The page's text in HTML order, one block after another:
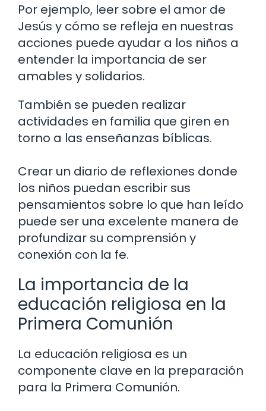
Por ejemplo, leer sobre el amor de
Jesús y cómo se refleja en nuestras
acciones puede ayudar a los niños a
entender la importancia de ser
amables y solidarios.
También se pueden realizar
actividades en familia que giren en
torno a las enseñanzas bíblicas.
Crear un diario de reflexiones donde
los niños puedan escribir sus
pensamientos sobre lo que han leído
puede ser una excelente manera de
profundizar su comprensión y
conexión con la fe.
La importancia de la
educación religiosa en la
Primera Comunión
La educación religiosa es un
componente clave en la preparación
para la Primera Comunión.